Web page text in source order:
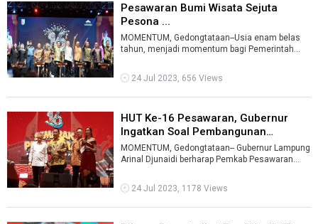
Pesawaran Bumi Wisata Sejuta
Pesona ...
MOMENTUM, Gedongtataan--Usia enam belas
tahun, menjadi momentum bagi Pemerintah
suksesny ...
24 Jul 2023, 656 Views
HUT Ke-16 Pesawaran, Gubernur
Ingatkan Soal Pembangunan
Pariwisat ...
MOMENTUM, Gedongtataan-- Gubernur Lampung
Arinal Djunaidi berharap Pemkab Pesawaran
24 Jul 2023, 1178 Views